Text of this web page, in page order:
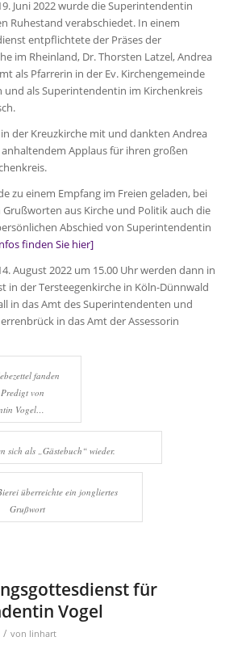
Juni 2022 wurde die Superintendentin
Ruhestand verabschiedet. In einem
entpflichtete der Präses der
im Rheinland, Dr. Thorsten Latzel, Andrea
als Pfarrerin in der Ev. Kirchengemeinde
und als Superintendentin im Kirchenkreis
der Kreuzkirche mit und dankten Andrea
Applaus für ihren großen
zu einem Empfang im Freien geladen, bei
aus Kirche und Politik auch die
Abschied von Superintendentin
finden Sie hier]
August 2022 um 15.00 Uhr werden dann in
in der Tersteegenkirche in Köln-Dünnwald
in das Amt des Superintendenten und
in das Amt der Assessorin
fanden
von
Vogel…
sich als „Gästebuch“ wieder.
überreichte ein jongliertes
Grußwort
für
Vogel
/ von linhart